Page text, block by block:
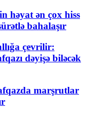
həyat ən çox hiss
bahalaşır
çevrilir:
dəyişə biləcək
marşrutlar